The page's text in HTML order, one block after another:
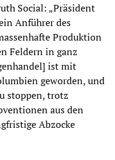
Social: „Präsident
Anführer des
Produktion
Feldern in ganz
ist mit
geworden, und
stoppen, trotz
aus den
Abzocke